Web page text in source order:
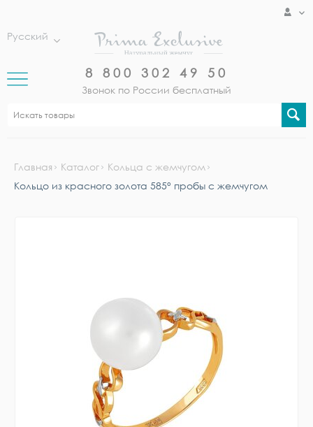
Русский
8 800 302 49 50
Звонок по России бесплатный
Главная Каталог
Кольца с жемчугом
Кольцо из красного золота 585° пробы с жемчугом